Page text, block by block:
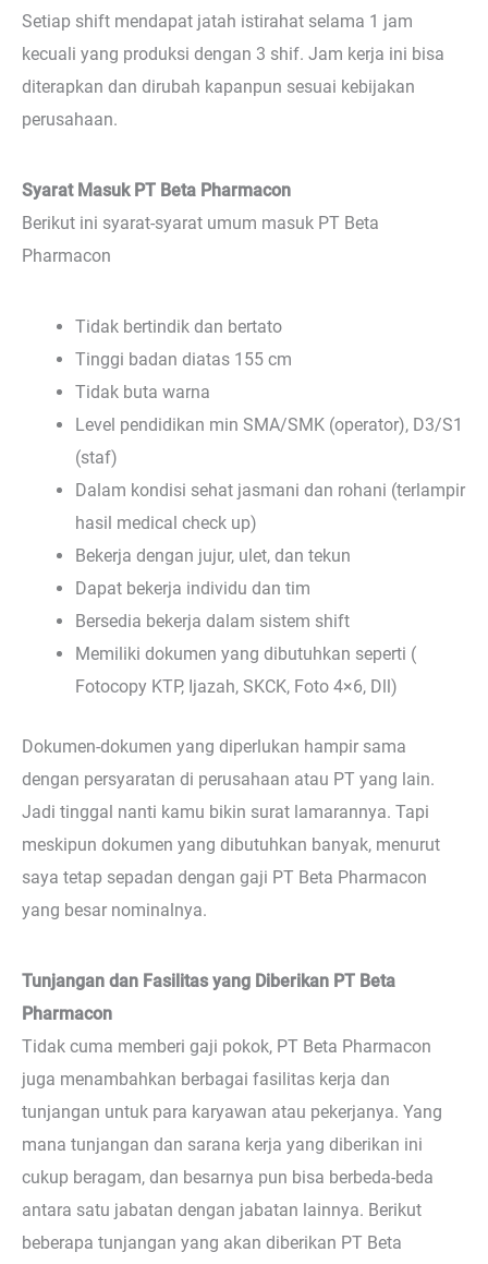
Setiap shift mendapat jatah istirahat selama 1 jam
kecuali yang produksi dengan 3 shif. Jam kerja ini bisa
diterapkan dan dirubah kapanpun sesuai kebijakan
perusahaan.
Syarat Masuk PT Beta Pharmacon
Berikut ini syarat-syarat umum masuk PT Beta
Pharmacon
Tidak bertindik dan bertato
Tinggi badan diatas 155 cm
Tidak buta warna
Level pendidikan min SMA/SMK (operator), D3/S1
(staf)
Dalam kondisi sehat jasmani dan rohani (terlampir
hasil medical check up)
Bekerja dengan jujur, ulet, dan tekun
Dapat bekerja individu dan tim
Bersedia bekerja dalam sistem shift
Memiliki dokumen yang dibutuhkan seperti (
Fotocopy KTP, Ijazah, SKCK, Foto 4×6, Dll)
Dokumen-dokumen yang diperlukan hampir sama
dengan persyaratan di perusahaan atau PT yang lain.
Jadi tinggal nanti kamu bikin surat lamarannya. Tapi
meskipun dokumen yang dibutuhkan banyak, menurut
saya tetap sepadan dengan gaji PT Beta Pharmacon
yang besar nominalnya.
Tunjangan dan Fasilitas yang Diberikan PT Beta
Pharmacon
Tidak cuma memberi gaji pokok, PT Beta Pharmacon
juga menambahkan berbagai fasilitas kerja dan
tunjangan untuk para karyawan atau pekerjanya. Yang
mana tunjangan dan sarana kerja yang diberikan ini
cukup beragam, dan besarnya pun bisa berbeda-beda
antara satu jabatan dengan jabatan lainnya. Berikut
beberapa tunjangan yang akan diberikan PT Beta